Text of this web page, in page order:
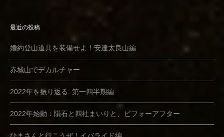
最近の投稿
婚約登山道具を装備せよ！安達太良山編
赤城山でデカルチャー
2022年を振り返る: 第一四半期編
2022年始動：隕石と四社まいりと、ビフォーアフター